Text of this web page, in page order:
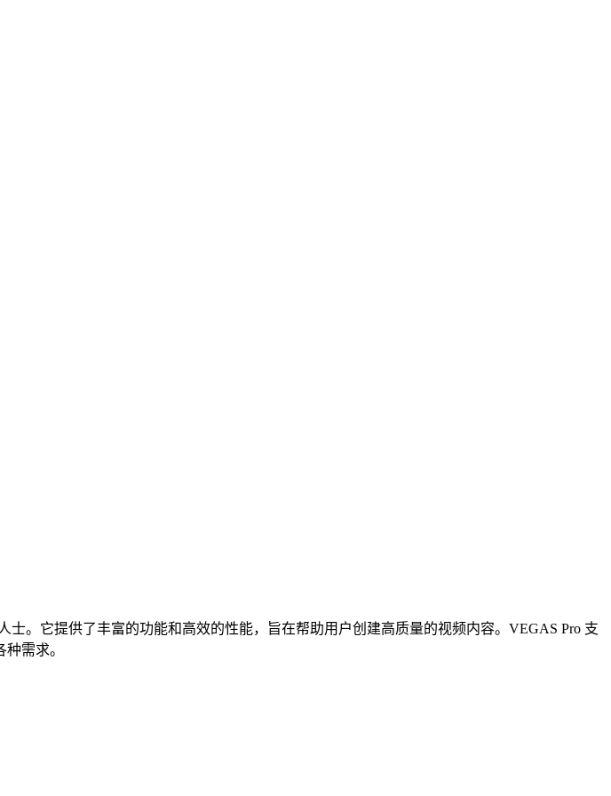
。它提供了丰富的功能和高效的性能，旨在帮助用户创建高质量的视频内容。VEGAS Pro 支
需求。